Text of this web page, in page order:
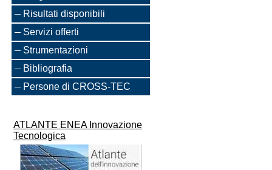
Risultati disponibili
Servizi offerti
Strumentazioni
Bibliografia
Persone di CROSS-TEC
ATLANTE ENEA Innovazione
Tecnologica